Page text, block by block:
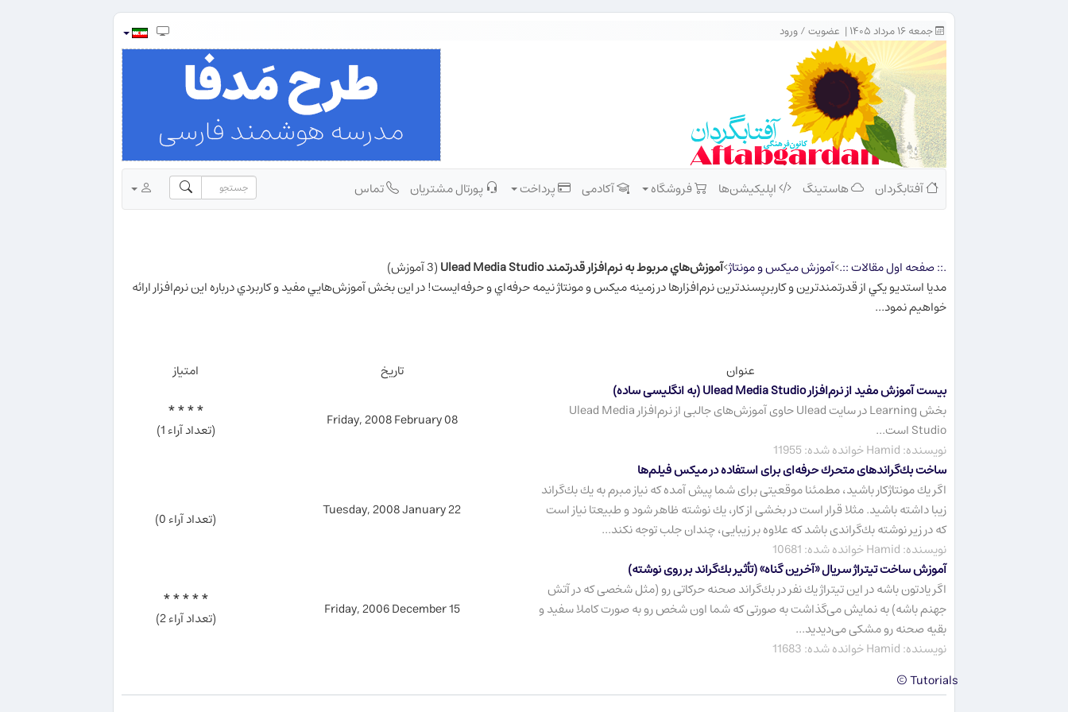
جمعه ۱۶ مرداد ۱۴۰۵ | عضویت/ورود
آفتابگردان هاستینگ اپلیکیشن‌ها فروشگاه آکادمی پرداخت پورتال مشتریان تماس
.:: صفحه اول مقالات ::.>آموزش ميكس و مونتاژ>آموزش‌هاي مربوط به نرم‌افزار قدرتمند Ulead Media Studio‏
(3 آموزش)
مديا استديو يكي از قدرتمندترين و كاربرپسندترين نرم‌افزارها در زمينه ميكس و مونتاژ نيمه حرفه‌اي و حرفه‌ايست! در اين بخش آموزش‌هايي مفيد و كاربردي درباره اين نرم‌افزار ارائه
خواهيم نمود...
عنوان تاریخ
امتیاز
بیست آموزش مفید از نرم‌افزار Ulead Media Studio (به انگلیسی ساده)
بخش Learning در سایت Ulead حاوی آموزش‌های جالبی از نرم‌افزار Ulead Media
Studio است...
نویسنده: Hamid خوانده شده: 11955
Friday, 2008 February 08
* * * *
(تعداد آراء 1)
ساخت بك‌گراندهای متحرك حرفه‌ای برای استفاده در میكس فیلم‌ها
اگر یك مونتاژكار باشید، مطمئنا موقعیتی برای شما پیش آمده كه نیاز مبرم به یك بك‌گراند
زیبا داشته باشید. مثلا قرار است در بخشی از كار، یك نوشته ظاهر شود و طبیعتا نیاز است
كه در زیر نوشته بك‌گراندی باشد كه علاوه بر زیبایی، چندان جلب توجه نكند...
نویسنده: Hamid خوانده شده: 10681
Tuesday, 2008 January 22 (تعداد آراء 0)
آموزش ساخت تیتراژ سریال «آخرین گناه» (تأثیر بك‌گراند بر روی نوشته)
اگر یادتون باشه در این تیتراژ یك نفر در بك‌گراند صحنه حركاتی رو (مثل شخصی كه در آتش
جهنم باشه) به نمایش می‌گذاشت به صورتی كه شما اون شخص رو به صورت كاملا سفید و
بقیه صحنه رو مشكی می‌دیدید...
نویسنده: Hamid خوانده شده: 11683
Friday, 2006 December 15
* * * * *
(تعداد آراء 2)
Tutorials ©